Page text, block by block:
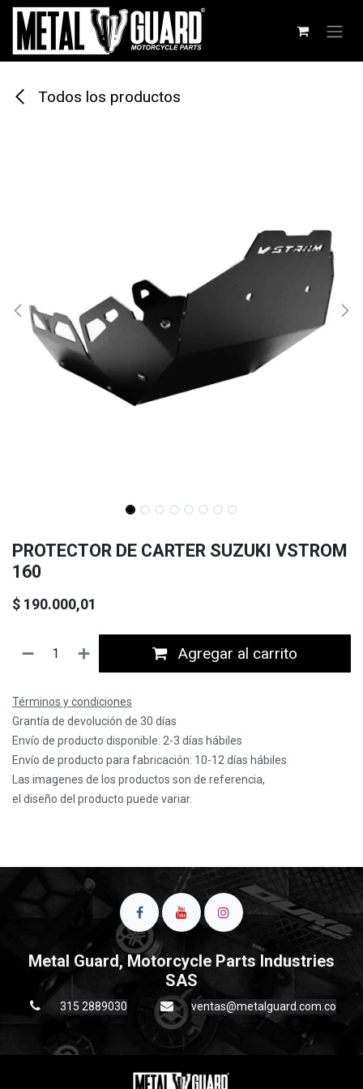
Ir al contenido
Todos los productos
PROTECTOR DE CARTER SUZUKI VSTROM
160
$ 190.000,01
Agregar al carrito
Términos y condiciones
Grantía de devolución de 30 días
Envío de producto disponible: 2-3 días hábiles
Envío de producto para fabricación: 10-12 días hábiles
Las imagenes de los productos son de referencia,
el diseño del producto puede variar.
Metal Guard, Motorcycle Parts Industries
SAS
315 2889030 ventas@metalguard.com.co